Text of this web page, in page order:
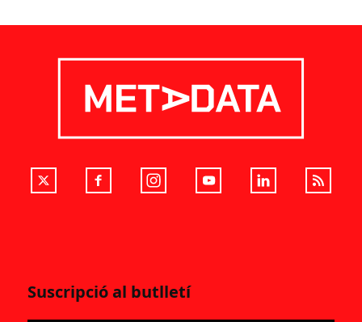
Suscripció al butlletí